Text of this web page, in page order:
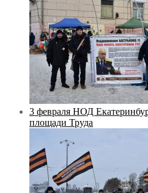
3 февраля НОД
площади Труда